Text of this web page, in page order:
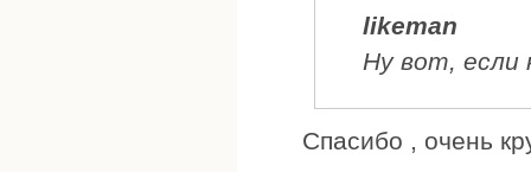
likeman
Ну вот, если
Спасибо , очень